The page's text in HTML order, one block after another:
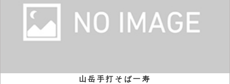
山岳手打そば一寿